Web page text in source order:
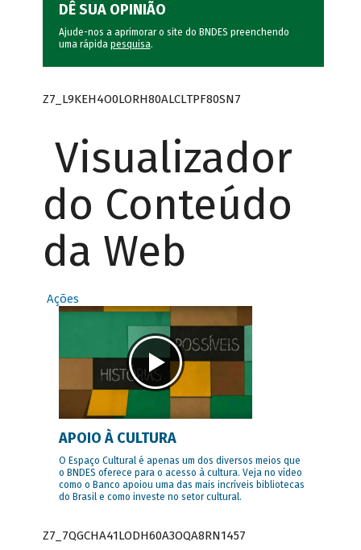
DÊ SUA OPINIÃO
Ajude-nos a aprimorar o site do BNDES preenchendo
uma rápida pesquisa.
Z7_L9KEH4O0LORH80ALCLTPF80SN7
Visualizador
do Conteúdo
da Web
Ações
APOIO À CULTURA
O Espaço Cultural é apenas um dos diversos meios que
o BNDES oferece para o acesso à cultura. Veja no vídeo
como o Banco apoiou uma das mais incríveis bibliotecas
do Brasil e como investe no setor cultural.
Z7_7QGCHA41LODH60A3OQA8RN1457